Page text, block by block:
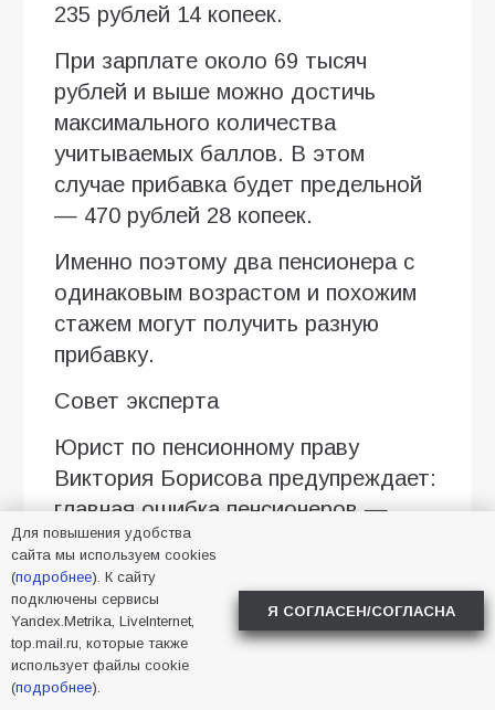
235 рублей 14 копеек.
При зарплате около 69 тысяч
рублей и выше можно достичь
максимального количества
учитываемых баллов. В этом
случае прибавка будет предельной
— 470 рублей 28 копеек.
Именно поэтому два пенсионера с
одинаковым возрастом и похожим
стажем могут получить разную
прибавку.
Совет эксперта
Юрист по пенсионному праву
Виктория Борисова предупреждает:
главная ошибка пенсионеров —
сравнивать свои выплаты с
соседями или родственниками.
Даже при схожих параметрах размер
перерасчёта может отличаться, так
как прибавка зависит прежде всего
от официальной зарплаты и
Для повышения удобства
сайта мы используем cookies
(подробнее). К сайту
подключены сервисы
Yandex.Metrika, LiveInternet,
top.mail.ru, которые также
использует файлы cookie
(подробнее).
Я СОГЛАСЕН/СОГЛАСНА